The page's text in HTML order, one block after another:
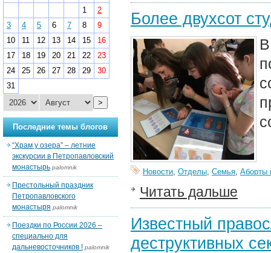
Более двухсот
Новости, Отделы, Семья, Аборты
Читать дальше
Известный
деструктивных
1
2
3
4 5 6 7 8
9
10
11 12 13 14 15
16
17
18 19 20 21 22
23
24
25 26 27 28 29
30
31
>
Последние темы блогов
“Храм у озера” – летние
экскурсии в Петропавловский
монастырь palomnik
Престольный праздник
Петропавловского
монастыря palomnik
Поездки по России 2026 –
специально для
дальневосточников ! palomnik